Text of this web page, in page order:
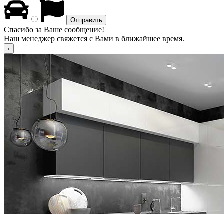
Спасибо за Ваше сообщение!
Наш менеджер свяжется с Вами в ближайшее время.